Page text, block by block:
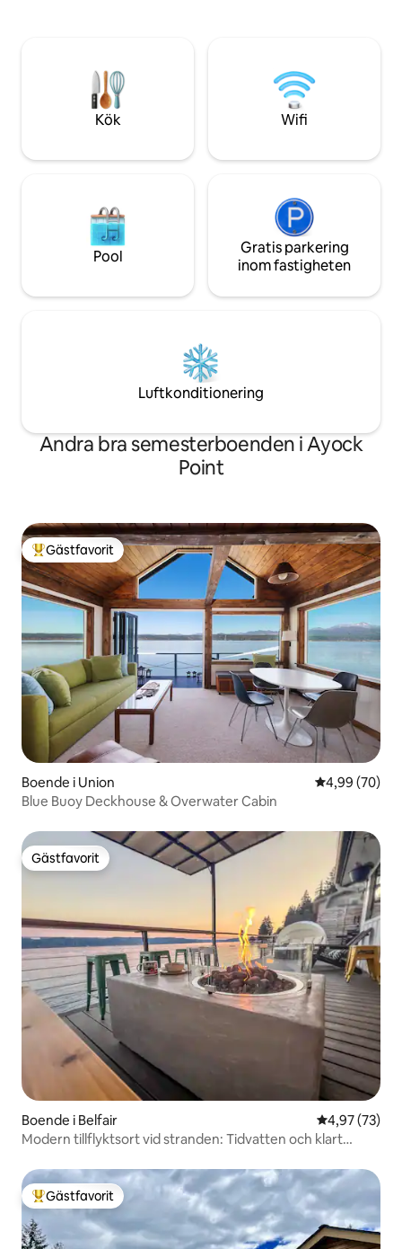
tillflyktsort eller basläger för vandring,
utsikt över Hood-kanalen och ostron!
Läs beskrivningen och den ytterligare
informationen nedan.
välkomna. Supervänliga värdar som
kommer att svara
Kök Wifi
Pool
Gratis parkering
inom fastigheten
Luftkonditionering
Andra bra semesterboenden i Ayock
Point
Populär gästfavorit
Gästfavorit
Boende i Union 4,99 av 5 i
4,99 (70)
Blue Buoy Deckhouse & Overwater Cabin
Gästfavorit
Gästfavorit
Boende i Belfair 4,97 av 5 i
4,97 (73)
Modern tillflyktsort vid stranden: Tidvatten och klart
Populär gästfavorit
Gästfavorit